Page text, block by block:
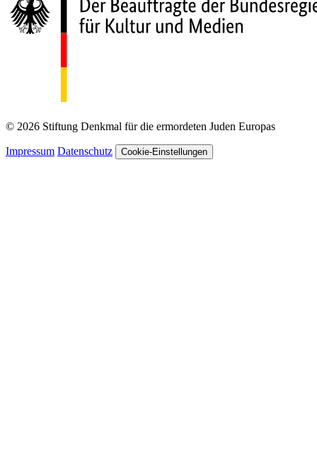
© 2026 Stiftung Denkmal für die ermordeten Juden Europas
Impressum Datenschutz Cookie-Einstellungen